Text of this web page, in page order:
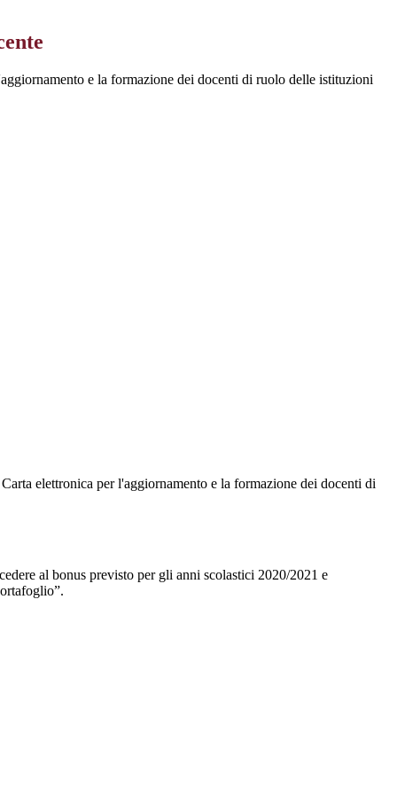
e la formazione dei docenti di ruolo delle istituzioni
elettronica per l'aggiornamento e la formazione dei docenti di
al bonus previsto per gli anni scolastici 2020/2021 e